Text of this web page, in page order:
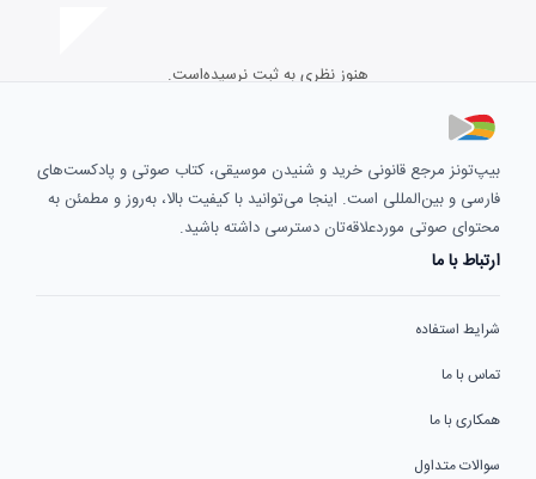
هنوز نظری به ثبت نرسیده‌است.
بیپ‌تونز مرجع قانونی خرید و شنیدن موسیقی، کتاب صوتی و پادکست‌های
فارسی و بین‌المللی است. اینجا می‌توانید با کیفیت بالا، به‌روز و مطمئن به
محتوای صوتی موردعلاقه‌تان دسترسی داشته باشید.
ارتباط با ما
شرایط استفاده
تماس با ما
همکاری با ما
سوالات متداول